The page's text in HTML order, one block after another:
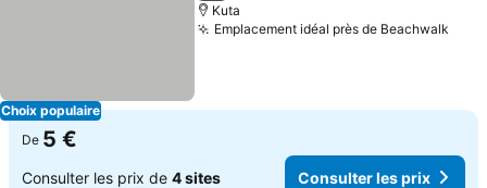
Choix populaire
Kuta
Emplacement idéal près de Beachwalk
De 5 €
Consulter les prix de 4 sites Consulter les prix